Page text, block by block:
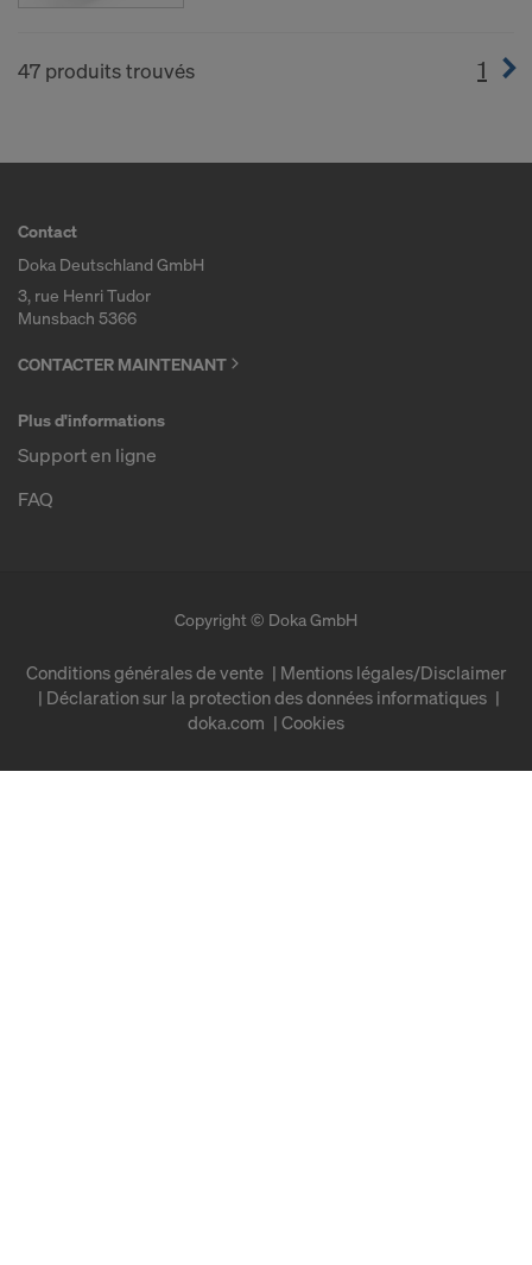
47 produits trouvés 1
Contact
Doka Deutschland GmbH
3, rue Henri Tudor
Munsbach 5366
CONTACTER MAINTENANT
Plus d'informations
Support en ligne
FAQ
Copyright © Doka GmbH
Conditions générales de vente
Mentions légales/Disclaimer
Déclaration sur la protection des données informatiques
doka.com
Cookies